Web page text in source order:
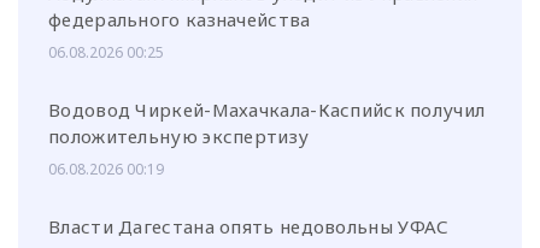
или через соц. сети
федерального казначейства
06.08.2026 00:25
Водовод Чиркей-Махачкала-Каспийск получил
положительную экспертизу
06.08.2026 00:19
Власти Дагестана опять недовольны УФАС